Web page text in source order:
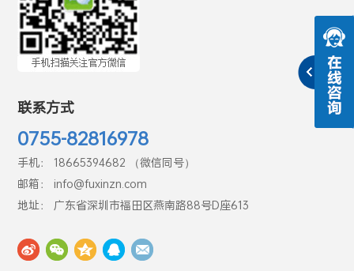
联系方式
0755-82816978
手机： 18665394682 （微信同号）
邮箱： info@fuxinzn.com
地址： 广东省深圳市福田区燕南路88号D座613